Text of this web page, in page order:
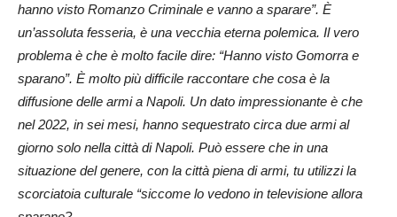
hanno visto Romanzo Criminale e vanno a sparare”. È
un’assoluta fesseria, è una vecchia eterna polemica. Il vero
problema è che è molto facile dire: “Hanno visto Gomorra e
sparano”. È molto più difficile raccontare che cosa è la
diffusione delle armi a Napoli. Un dato impressionante è che
nel 2022, in sei mesi, hanno sequestrato circa due armi al
giorno solo nella città di Napoli. Può essere che in una
situazione del genere, con la città piena di armi, tu utilizzi la
scorciatoia culturale “siccome lo vedono in televisione allora